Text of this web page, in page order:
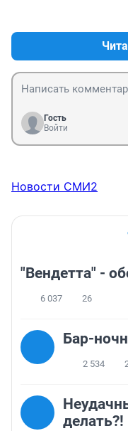
такое снова. Это те
Никакого
Гость
Войти
Новости СМИ2
"Вендетта" -
6 037 26
Бар-
2 534
делать?!